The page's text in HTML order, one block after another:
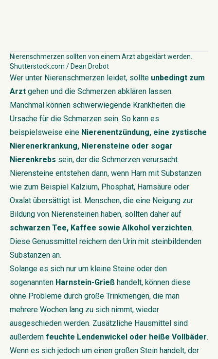
Nierenschmerzen sollten von einem Arzt abgeklärt werden.
Shutterstock.com / Dean Drobot
Wer unter Nierenschmerzen leidet, sollte unbedingt zum
Arzt gehen und die Schmerzen abklären lassen.
Manchmal können schwerwiegende Krankheiten die
Ursache für die Schmerzen sein. So kann es
beispielsweise eine Nierenentzündung, eine zystische
Nierenerkrankung, Nierensteine oder sogar
Nierenkrebs sein, der die Schmerzen verursacht.
Nierensteine entstehen dann, wenn Harn mit Substanzen
wie zum Beispiel Kalzium, Phosphat, Harnsäure oder
Oxalat übersättigt ist. Menschen, die eine Neigung zur
Bildung von Nierensteinen haben, sollten daher auf
schwarzen Tee, Kaffee sowie Alkohol verzichten.
Diese Genussmittel reichern den Urin mit steinbildenden
Substanzen an.
Solange es sich nur um kleine Steine oder den
sogenannten Harnstein-Grieß handelt, können diese
ohne Probleme durch große Trinkmengen, die man
mehrere Wochen lang zu sich nimmt, wieder
ausgeschieden werden. Zusätzliche Hausmittel sind
außerdem feuchte Lendenwickel oder heiße Vollbäder.
Wenn es sich jedoch um einen großen Stein handelt, der